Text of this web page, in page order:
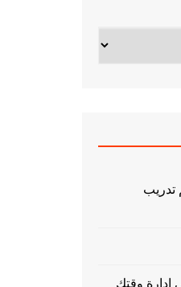
تدريب
إدارة وقتك